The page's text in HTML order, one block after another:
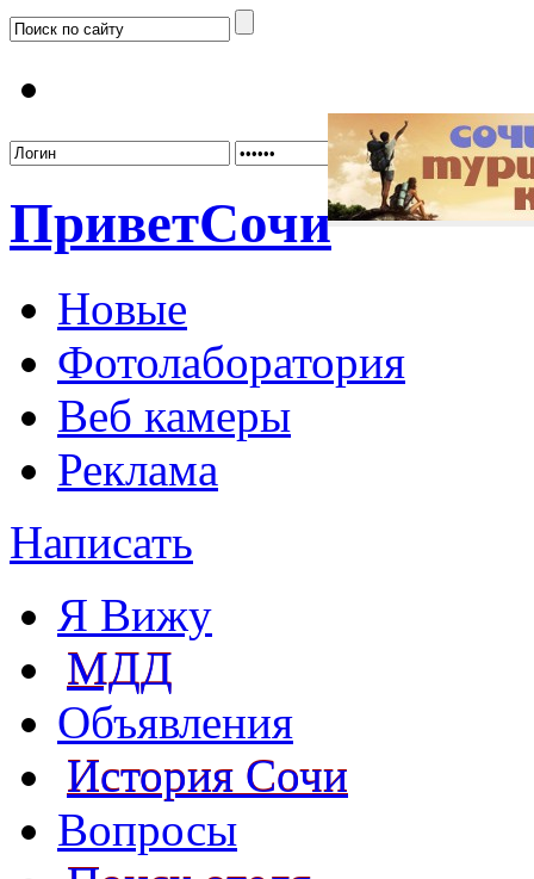
ПриветСочи
Новые
Фотолаборатория
Веб камеры
Реклама
Написать
Я Вижу
МДД
Объявления
История Сочи
Вопросы